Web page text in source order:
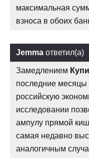
максимальная
взноса в обоих
Jemma ответил(а)
Замедлением
последние месяцы
российскую
исследовании
ампулу прямой
самая недавно
аналогичным